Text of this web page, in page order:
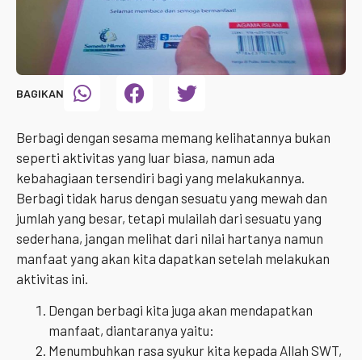
BAGIKAN
Berbagi dengan sesama memang kelihatannya bukan
seperti aktivitas yang luar biasa, namun ada
kebahagiaan tersendiri bagi yang melakukannya.
Berbagi tidak harus dengan sesuatu yang mewah dan
jumlah yang besar, tetapi mulailah dari sesuatu yang
sederhana, jangan melihat dari nilai hartanya namun
manfaat yang akan kita dapatkan setelah melakukan
aktivitas ini.
Dengan berbagi kita juga akan mendapatkan
manfaat, diantaranya yaitu:
Menumbuhkan rasa syukur kita kepada Allah SWT,